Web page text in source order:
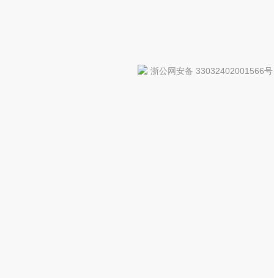
浙公网安备 33032402001566号